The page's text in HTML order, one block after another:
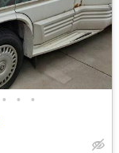
• • •